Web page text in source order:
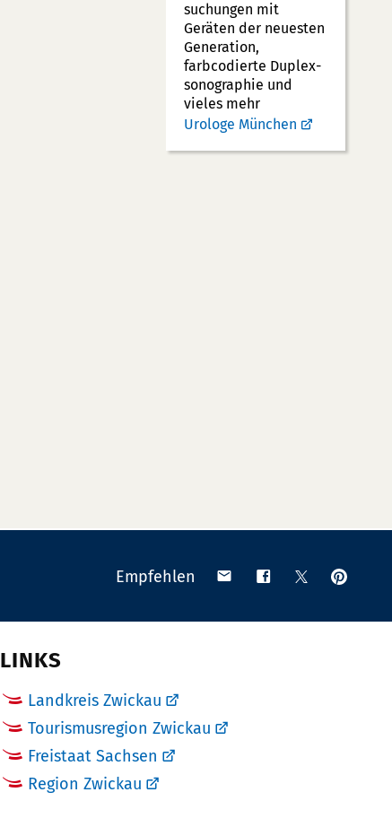
suchungen mit
Geräten der neuesten
Generation,
farbcodierte Duplex­
sonographie und
vieles mehr
Urologe München
Empfehlen
Teilen Teilen Teilen
LINKS
Landkreis Zwickau
Tourismusregion Zwickau
Freistaat Sachsen
Region Zwickau